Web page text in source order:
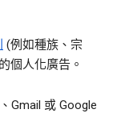
(例如種族、宗
個人化廣告。
Gmail 或 Google